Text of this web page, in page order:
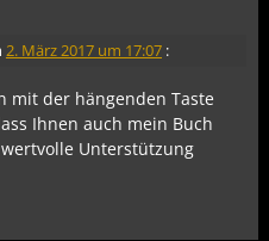
2. März 2017 um 17:07 :
mit der hängenden Taste
Ihnen auch mein Buch
Unterstützung